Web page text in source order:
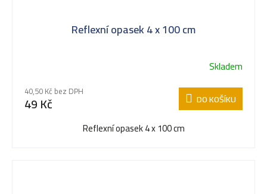
Reflexní opasek 4 x 100 cm
Skladem
40,50 Kč bez DPH
49 Kč DO KOŠÍKU
Reflexní opasek 4 x 100 cm